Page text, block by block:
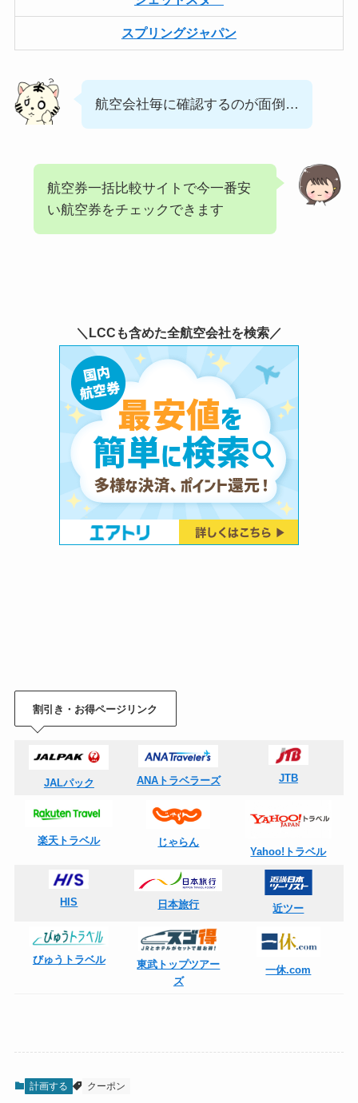
スプリングジャパン
航空会社毎に確認するのが面倒…
航空券一括比較サイトで今一番安
い航空券をチェックできます
＼LCCも含めた全航空会社を検索／
割引き・お得ページリンク
JALパック ANAトラベラーズ JTB
楽天トラベル
じゃらん
Yahoo!トラベル
HIS 日本旅行 近ツー
びゅうトラベル
東武トップツアー
ズ
一休.com
計画する クーポン